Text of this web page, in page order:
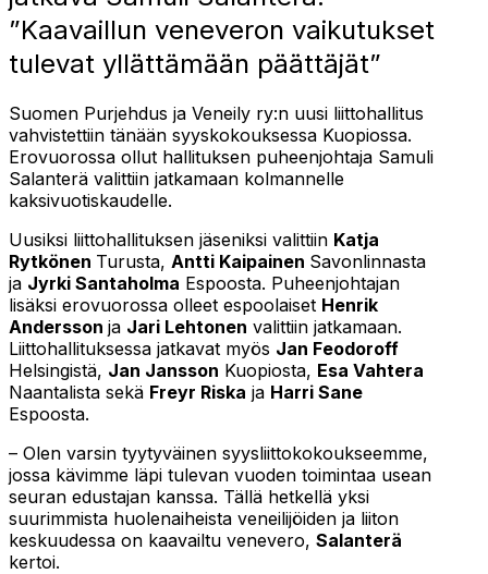
”Kaavaillun veneveron vaikutukset
tulevat yllättämään päättäjät”
Suomen Purjehdus ja Veneily ry:n uusi liittohallitus
vahvistettiin tänään syyskokouksessa Kuopiossa.
Erovuorossa ollut hallituksen puheenjohtaja Samuli
Salanterä valittiin jatkamaan kolmannelle
kaksivuotiskaudelle.
Uusiksi liittohallituksen jäseniksi valittiin Katja
Rytkönen Turusta, Antti Kaipainen Savonlinnasta
ja Jyrki Santaholma Espoosta. Puheenjohtajan
lisäksi erovuorossa olleet espoolaiset Henrik
Andersson ja Jari Lehtonen valittiin jatkamaan.
Liittohallituksessa jatkavat myös Jan Feodoroff
Helsingistä, Jan Jansson Kuopiosta, Esa Vahtera
Naantalista sekä Freyr Riska ja Harri Sane
Espoosta.
– Olen varsin tyytyväinen syysliittokokoukseemme,
jossa kävimme läpi tulevan vuoden toimintaa usean
seuran edustajan kanssa. Tällä hetkellä yksi
suurimmista huolenaiheista veneilijöiden ja liiton
keskuudessa on kaavailtu venevero, Salanterä
kertoi.